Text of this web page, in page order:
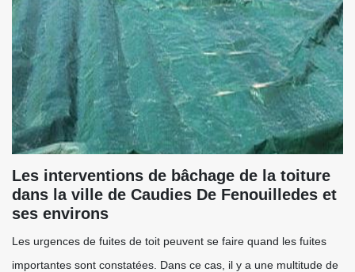
Les interventions de bâchage de la toiture
dans la ville de Caudies De Fenouilledes et
ses environs
Les urgences de fuites de toit peuvent se faire quand les fuites
importantes sont constatées. Dans ce cas, il y a une multitude de